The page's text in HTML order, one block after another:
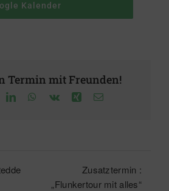
Kalender
Termin mit Freunden!
LinkedInWhatsApp
Vk XingE-
Zusatztermin :
„Flunkertour mit alles“